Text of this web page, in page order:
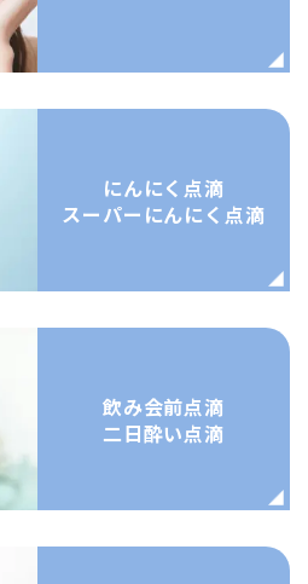
にんにく点滴
スーパーにんにく点滴
飲み会前点滴
二日酔い点滴